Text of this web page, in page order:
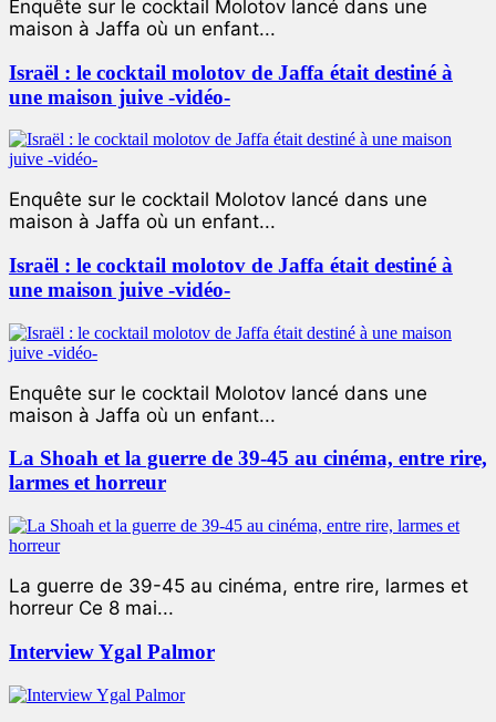
Enquête sur le cocktail Molotov lancé dans une
maison à Jaffa où un enfant...
Israël : le cocktail molotov de Jaffa était destiné à
une maison juive -vidéo-
Enquête sur le cocktail Molotov lancé dans une
maison à Jaffa où un enfant...
Israël : le cocktail molotov de Jaffa était destiné à
une maison juive -vidéo-
Enquête sur le cocktail Molotov lancé dans une
maison à Jaffa où un enfant...
La Shoah et la guerre de 39-45 au cinéma, entre rire,
larmes et horreur
La guerre de 39-45 au cinéma, entre rire, larmes et
horreur Ce 8 mai...
Interview Ygal Palmor